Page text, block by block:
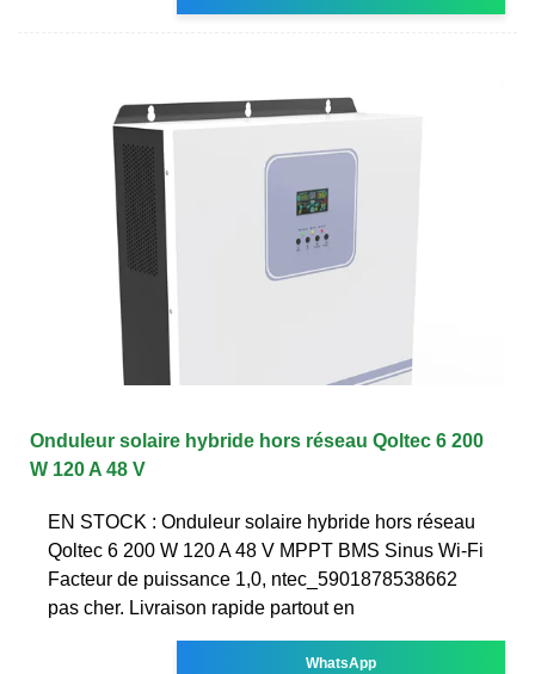
Onduleur solaire hybride hors réseau Qoltec 6 200
W 120 A 48 V
EN STOCK : Onduleur solaire hybride hors réseau
Qoltec 6 200 W 120 A 48 V MPPT BMS Sinus Wi-Fi
Facteur de puissance 1,0, ntec_5901878538662
pas cher. Livraison rapide partout en
WhatsApp